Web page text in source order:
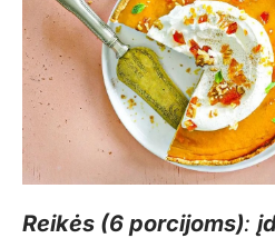
Reikės (6 porcijoms):